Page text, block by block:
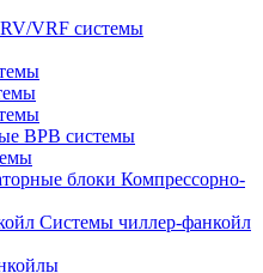
VRF системы
ВРВ системы
Компрессорно-
Системы чиллер-фанкойл